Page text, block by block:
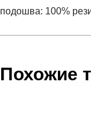
подошва: 100%
Novelty
UA W
Инструкция по
мы не увидим Вашу
Похожие